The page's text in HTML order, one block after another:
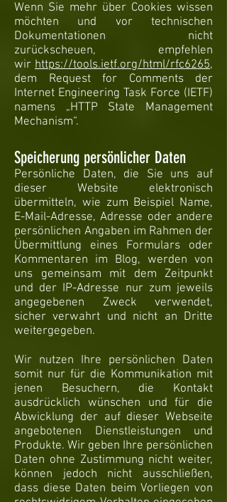
Wenn Sie mehr über Cookies wissen
möchten und vor technischen
Dokumentationen nicht
zurückscheuen, empfehlen
wir https://tools.ietf.org/html/rfc6265,
dem Request for Comments der
Internet Engineering Task Force (IETF)
namens „HTTP State Management
Mechanism“.
Speicherung persönlicher Daten
Persönliche Daten, die Sie uns auf
dieser Website elektronisch
übermitteln, wie zum Beispiel Name,
E-Mail-Adresse, Adresse oder andere
persönlichen Angaben im Rahmen der
Übermittlung eines Formulars oder
Kommentaren im Blog, werden von
uns gemeinsam mit dem Zeitpunkt
und der IP-Adresse nur zum jeweils
angegebenen Zweck verwendet,
sicher verwahrt und nicht an Dritte
weitergegeben.
Wir nutzen Ihre persönlichen Daten
somit nur für die Kommunikation mit
jenen Besuchern, die Kontakt
ausdrücklich wünschen und für die
Abwicklung der auf dieser Webseite
angebotenen Dienstleistungen und
Produkte. Wir geben Ihre persönlichen
Daten ohne Zustimmung nicht weiter,
können jedoch nicht ausschließen,
dass diese Daten beim Vorliegen von